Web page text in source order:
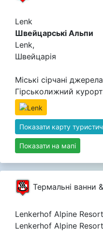
Lenk
Швейцарські Альпи
Lenk,
Швейцарія
Міські сірчані
Гірськолижний
Показати карту
Показати на мапі
Термальні ванни
Lenkerhof Alpine Resort
Lenkerhof Alpine Resort